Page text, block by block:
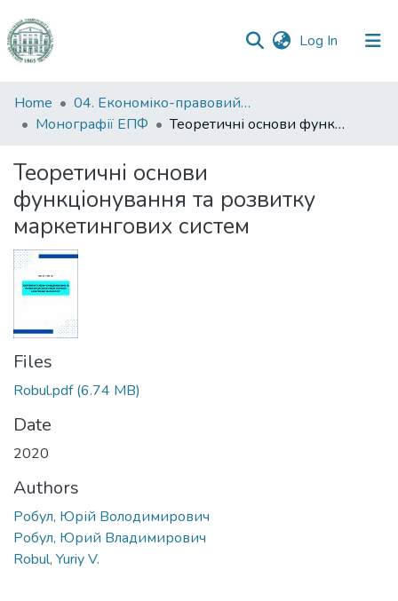
Log In (current)
Communities
&
All of DSpace
Statistics
Home
04. Економіко-правовий факультет
Монографії ЕПФ
Теоретичні основи функціонування та розвитку маркетингових систем
Теоретичні основи
функціонування та розвитку
маркетингових систем
Files
Robul.pdf(6.74 MB)
Date
2020
Authors
Робул, Юрій Володимирович
Робул, Юрий Владимирович
Robul, Yuriy V.